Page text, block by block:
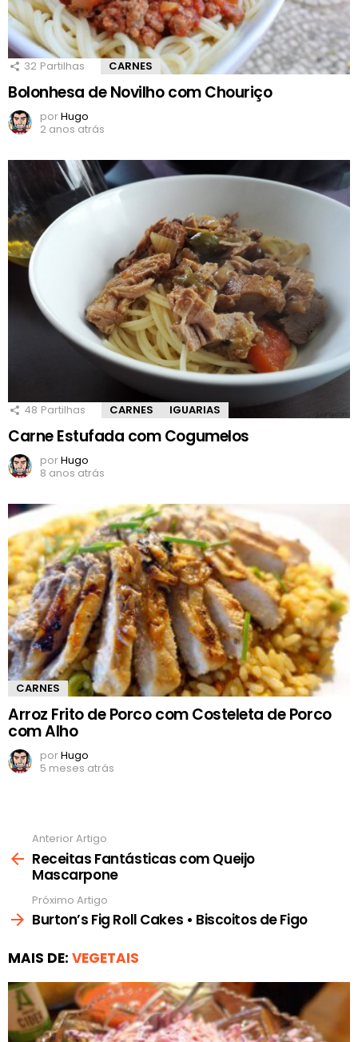
32 Partilhas CARNES
Bolonhesa de Novilho com Chouriço
porHugo
2 anos atrás
48 Partilhas CARNES IGUARIAS
Carne Estufada com Cogumelos
porHugo
8 anos atrás
CARNES
Arroz Frito de Porco com Costeleta de Porco
com Alho
porHugo
5 meses atrás
mais
Anterior Artigo
Receitas Fantásticas com Queijo
Mascarpone
Próximo Artigo
Burton’s Fig Roll Cakes • Biscoitos de Figo
MAIS DE: VEGETAIS